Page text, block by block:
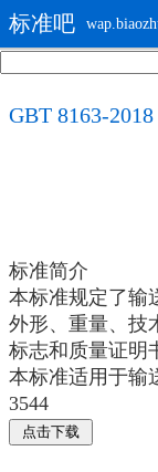
标准吧
GBT 8163-
标准简介
本标准规定了输
外形、重量、技
标志和质量证明
本标准适用于输
3544